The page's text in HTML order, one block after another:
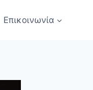
Επικοινωνία